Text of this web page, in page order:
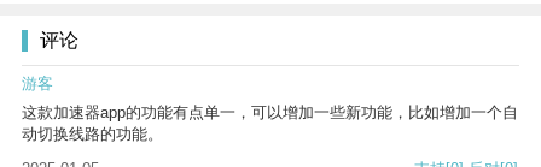
评论
游客
这款加速器app的功能有点单一，可以增加一些新功能，比如增加一个自
动切换线路的功能。